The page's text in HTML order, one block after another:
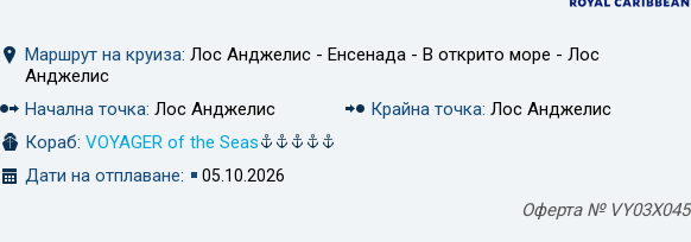
Маршрут на круиза: Лос Анджелис - Енсенада - В открито море - Лос
Анджелис
Начална точка: Лос Анджелис Крайна точка: Лос Анджелис
Кораб: VOYAGER of the Seas
Дати на отплаване:
05.10.2026
Оферта № VY03X045